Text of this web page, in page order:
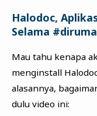
Halodoc,
Selama
Mau tahu kenapa
menginstall
alasannya,
dulu video ini: